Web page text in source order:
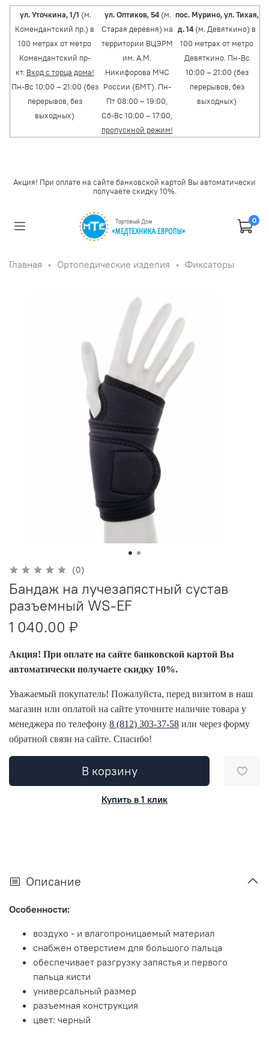
ул. Уточкина, 1/1 (м.
Комендантский пр.) в
100 метрах от метро
Комендантский пр-
кт. Вход с торца дома!
Пн-Вс 10:00 – 21:00 (без
перерывов, без
выходных)
ул. Оптиков, 54 (м.
Старая деревня) на
территории ВЦЭРМ
им. А.М.
Никифорова МЧС
России (БМТ). Пн-
Пт 08:00 – 19:00,
Сб-Вс 10:00 – 17:00,
пропускной режим!
пос. Мурино, ул. Тихая,
д. 14 (м. Девяткино) в
100 метрах от метро
Девяткино. Пн-Вс
10:00 – 21:00 (без
перерывов, без
выходных)
Акция! При оплате на сайте банковской картой Вы автоматически
получаете скидку 10%.
0
Главная Ортопедические изделия Фиксаторы
(0)
Бандаж на лучезапястный сустав
разъемный WS-EF
1 040.00 ₽
Акция! При оплате на сайте банковской картой Вы
автоматически получаете скидку 10%.
Уважаемый покупатель! Пожалуйста, перед визитом в наш
магазин или оплатой на сайте уточните наличие товара у
менеджера по телефону 8 (812) 303-37-58 или через форму
обратной связи на сайте. Спасибо!
В корзину
Купить в 1 клик
Описание
Особенности:
воздухо - и влагопроницаемый материал
снабжен отверстием для большого пальца
обеспечивает разгрузку запястья и первого
пальца кисти
универсальный размер
разъемная конструкция
цвет: черный